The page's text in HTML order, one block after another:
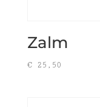
Zalm
€25,50